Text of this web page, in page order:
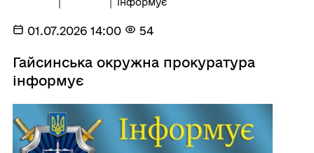
01.07.2026 14:00 54
Гайсинська окружна прокуратура
інформує